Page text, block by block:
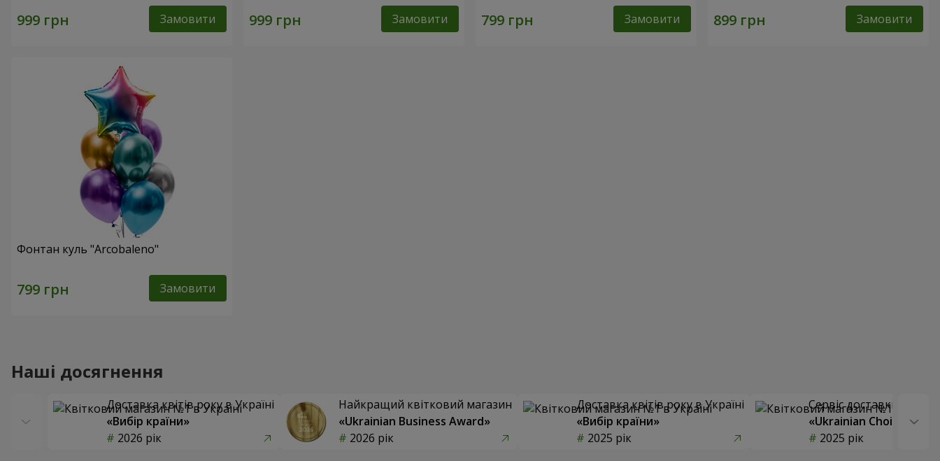
Замовити
Замовити Замовити Замовити
Фонтан куль "Arcobaleno"
Замовити
Наші досягнення
Доставка квітів року в Україні
«Вибір країни»
2026 рік
Найкращий квітковий магазин
«Ukrainian Business Award»
2026 рік
Доставка квітів року в Україні
«Вибір країни»
2025 рік
Сервіс доставки квітів
«Ukrainian Choice»
2025 рік